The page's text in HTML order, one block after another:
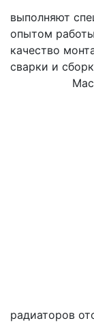
выполняют
опытом
качество
сварки и
радиаторов